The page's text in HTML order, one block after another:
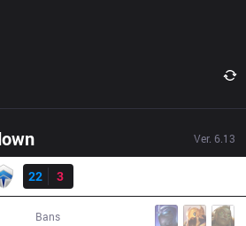
Ver. 6.13
22
3
Bans